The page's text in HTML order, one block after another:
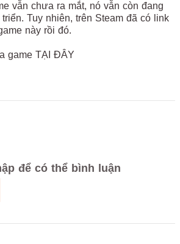
vẫn chưa ra mắt, nó vẫn còn đang
Tuy nhiên, trên Steam đã có link
này rồi đó.
game TẠI ĐÂY
để có thể bình luận